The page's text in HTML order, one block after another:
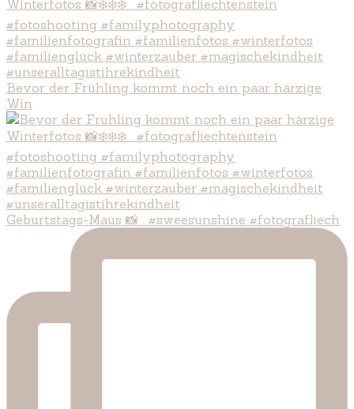
Bevor der Frühling kommt noch ein paar härzige
Win
Geburtstags-Maus 📸 . #sweesunshine #fotografliech